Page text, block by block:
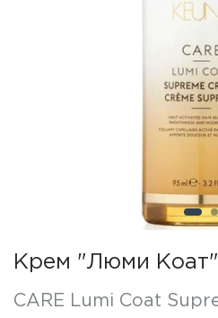
Крем "Люми Коат"
CARE Lumi Coat